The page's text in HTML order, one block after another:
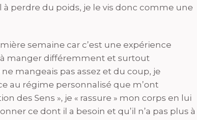
perdre du poids, je le vis donc comme une
semaine car c’est une expérience
manger différemment et surtout
mangeais pas assez et du coup, je
au régime personnalisé que m’ont
des Sens », je « rassure » mon corps en lui
ce dont il a besoin et qu’il n’a pas plus à